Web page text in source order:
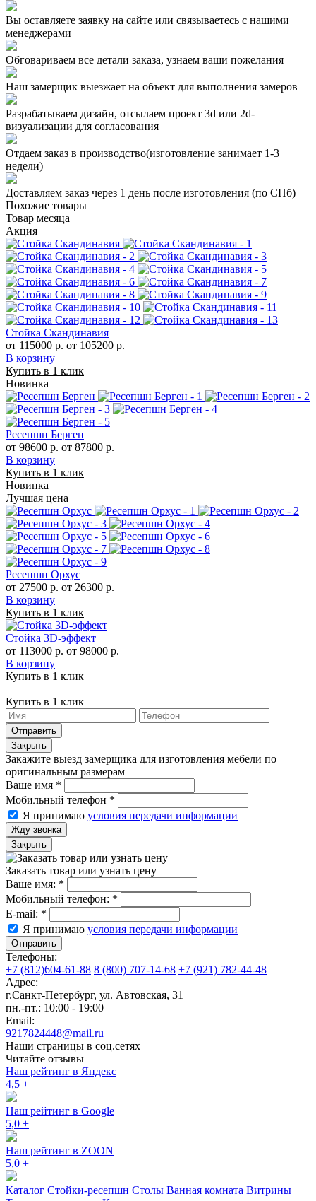
Вы оставляете заявку на сайте или связываетесь с нашими
менеджерами
Обговариваем все детали заказа, узнаем ваши пожелания
Наш замерщик выезжает на объект для выполнения замеров
Разрабатываем дизайн, отсылаем проект 3d или 2d-
визуализации для согласования
Отдаем заказ в производство(изготовление занимает 1-3
недели)
Доставляем заказ через 1 день после изготовления (по СПб)
Похожие товары
Товар месяца
Акция
Стойка Скандинавия
от 115000 р. от 105200 р.
В корзину
Купить в 1 клик
Новинка
Ресепшн Берген
от 98600 р. от 87800 р.
В корзину
Купить в 1 клик
Новинка
Лучшая цена
Ресепшн Орхус
от 27500 р. от 26300 р.
В корзину
Купить в 1 клик
Стойка 3D-эффект
от 113000 р. от 98000 р.
В корзину
Купить в 1 клик
Купить в 1 клик
Отправить
Закрыть
Закажите выезд замерщика для изготовления мебели по
оригинальным размерам
Ваше имя *
Мобильный телефон *
Я принимаю условия передачи информации
Жду звонка
Закрыть
Заказать товар или узнать цену
Ваше имя: *
Мобильный телефон: *
E-mail: *
Я принимаю условия передачи информации
Отправить
Телефоны:
+7 (812)604-61-88 8 (800) 707-14-68 +7 (921) 782-44-48
Адрес:
г.Санкт-Петербург, ул. Автовская, 31
пн.-пт.: 10:00 - 19:00
Email:
9217824448@mail.ru
Наши страницы в соц.сетях
Читайте отзывы
Наш рейтинг в Яндекс
4,5 +
Наш рейтинг в Google
5,0 +
Наш рейтинг в ZOON
5,0 +
Каталог Стойки-ресепшн Столы Ванная комната Витрины